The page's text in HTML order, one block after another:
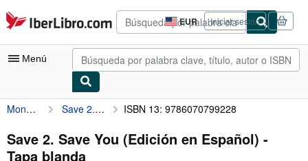
Pasar al contenido principal
IberLibro.com EUR
Preferencias
de
compra
del
Iniciar sesión
Menú
Mi cuenta
Consultar mis pedidos
Búsqueda avanzada
Mona Kasten Save 2. Save You (Edición en Español) ISBN 13: 9786070799228
Save 2. Save You (Edición en Español) -
Tapa blanda